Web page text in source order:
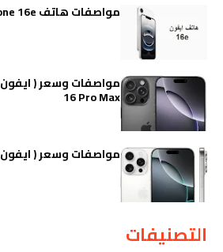
مواصفات هاتف iPhone 16e
16 Pro Max
مواصفات وسعر ( ايفون 16 برو ) iPhone 16 Pro
التصنيفات